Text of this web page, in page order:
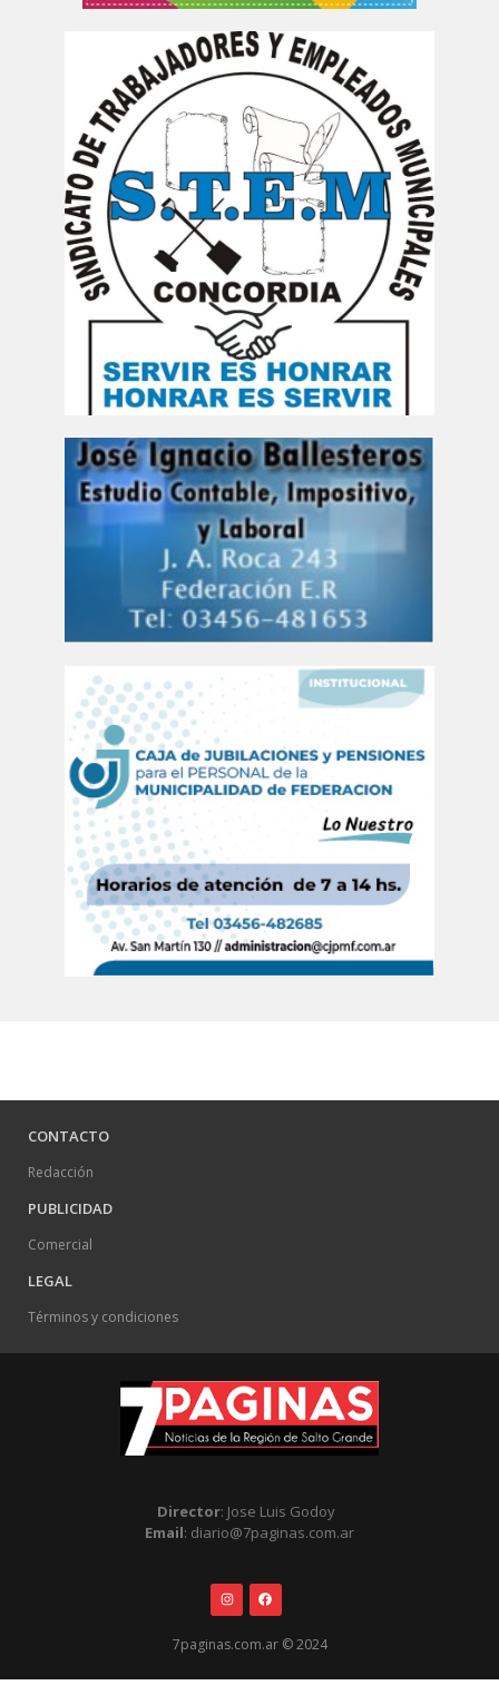
CONTACTO
Redacción
PUBLICIDAD
Comercial
LEGAL
Términos y condiciones
Director: Jose Luis Godoy
Email: diario@7paginas.com.ar
7paginas.com.ar © 2024